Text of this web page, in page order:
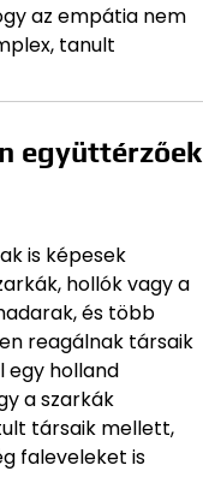
az empátia nem
tanult
együttérzőek
is képesek
hollók vagy a
és több
reagálnak társaik
egy holland
a szarkák
társaik mellett,
faleveleket is